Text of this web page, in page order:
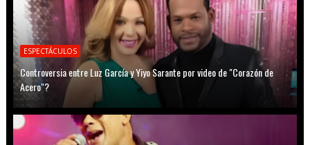
ESPECTÁCULOS
Controversia entre Luz García y Yiyo Sarante por video de "Corazón de
Acero"?